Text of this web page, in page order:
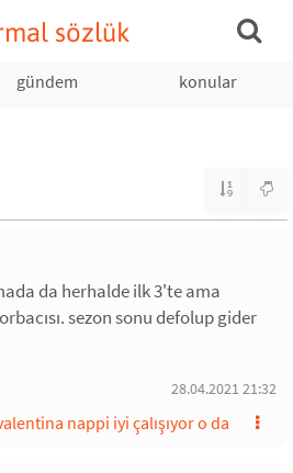
sözlük
gündem konular
da herhalde ilk 3'te ama
sezon sonu defolup gider
28.04.2021 21:32
nappi iyi çalışıyor o da